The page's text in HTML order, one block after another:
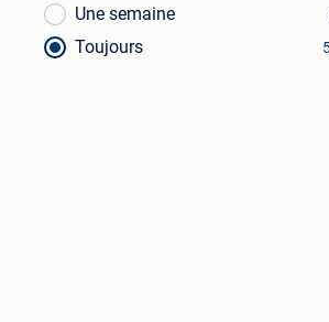
Une semaine
Toujours